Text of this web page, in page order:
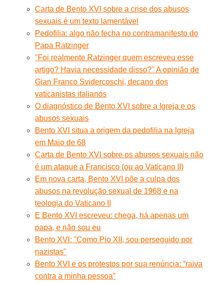
Carta de Bento XVI sobre a crise dos abusos
sexuais é um texto lamentável
Pedofilia: algo não fecha no contramanifesto do
Papa Ratzinger
''Foi realmente Ratzinger quem escreveu esse
artigo? Havia necessidade disso?'' A opinião de
Gian Franco Svidercoschi, decano dos
vaticanistas italianos
O diagnóstico de Bento XVI sobre a Igreja e os
abusos sexuais
Bento XVI situa a origem da pedofilia na Igreja
em Maio de 68
Carta de Bento XVI sobre os abusos sexuais não
é um ataque a Francisco (ou ao Vaticano II)
Em nova carta, Bento XVI põe a culpa dos
abusos na revolução sexual de 1968 e na
teologia do Vaticano II
E Bento XVI escreveu: chega, há apenas um
papa, e não sou eu
Bento XVI: ''Como Pio XII, sou perseguido por
nazistas''
Bento XVI e os protestos por sua renúncia: “raiva
contra a minha pessoa”